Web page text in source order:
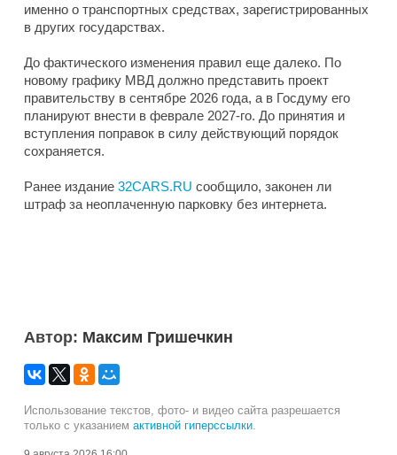
именно о транспортных средствах, зарегистрированных
в других государствах.
До фактического изменения правил еще далеко. По
новому графику МВД должно представить проект
правительству в сентябре 2026 года, а в Госдуму его
планируют внести в феврале 2027-го. До принятия и
вступления поправок в силу действующий порядок
сохраняется.
Ранее издание 32CARS.RU сообщило, законен ли
штраф за неоплаченную парковку без интернета.
Автор: Максим Гришечкин
Использование текстов, фото- и видео сайта разрешается
только с указанием активной гиперссылки